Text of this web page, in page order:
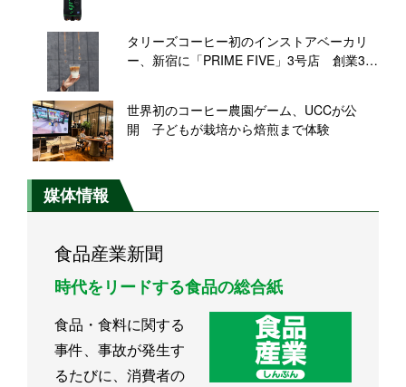
タリーズコーヒー初のインストアベーカリ
ー、新宿に「PRIME FIVE」3号店 創業30
世界初のコーヒー農園ゲーム、UCCが公
開 子どもが栽培から焙煎まで体験
媒体情報
食品産業新聞
時代をリードする食品の総合紙
食品・食料に関する
事件、事故が発生す
るたびに、消費者の